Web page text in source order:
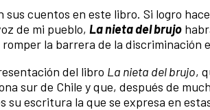
sus cuentos en este libro. Si logro
de mi pueblo, La nieta del brujo
la barrera de la discriminación
del libro La nieta del brujo,
sur de Chile y que, después de
su escritura la que se expresa en